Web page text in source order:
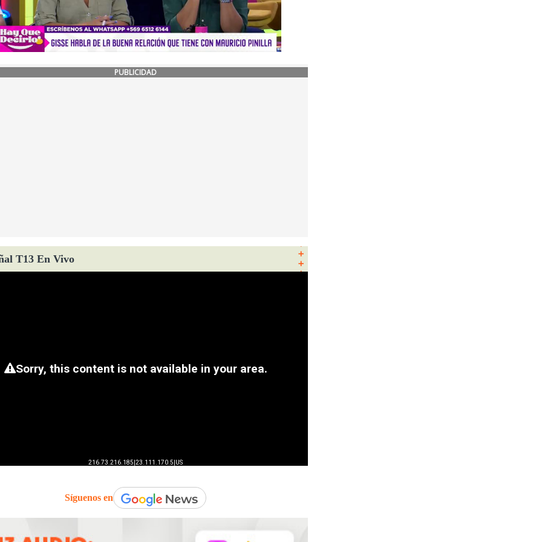
PUBLICIDAD
T13 En Vivo
Síguenos en